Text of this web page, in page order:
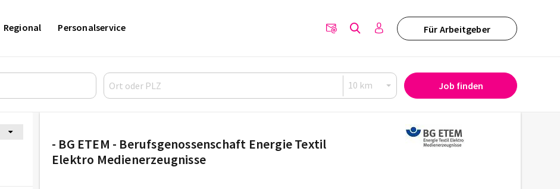
Für Arbeitgeber
Regional Personalservice
Job finden
- BG ETEM - Berufsgenossenschaft Energie Textil
Elektro Medienerzeugnisse